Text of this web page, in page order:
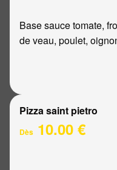
Base sauce tomate,
de veau, poulet,
Pizza saint pietro
Dès 10.00 €